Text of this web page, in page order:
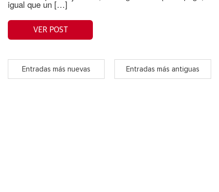
igual que un […]
VER POST
Entradas más nuevas Entradas más antiguas